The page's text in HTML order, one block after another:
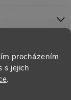
procházením
s jejich
.